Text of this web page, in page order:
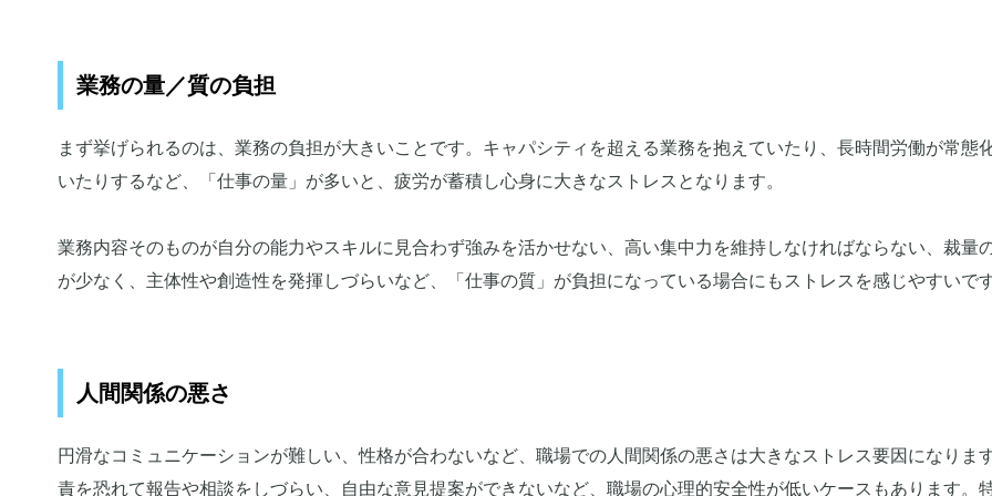
業務の量／質の負担
まず挙げられるのは、業務の負担が大きいことです。キャパシティを超える業務を抱えていたり、長時間労働が常態
いたりするなど、「仕事の量」が多いと、疲労が蓄積し心身に大きなストレスとなります。
業務内容そのものが自分の能力やスキルに見合わず強みを活かせない、高い集中力を維持しなければならない、裁量
が少なく、主体性や創造性を発揮しづらいなど、「仕事の質」が負担になっている場合にもストレスを感じやすいです
人間関係の悪さ
円滑なコミュニケーションが難しい、性格が合わないなど、職場での人間関係の悪さは大きなストレス要因になりま
責を恐れて報告や相談をしづらい、自由な意見提案ができないなど、職場の心理的安全性が低いケースもあります。特